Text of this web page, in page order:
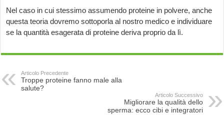
Nel caso in cui stessimo assumendo proteine in polvere, anche
questa teoria dovremo sottoporla al nostro medico e individuare
se la quantità esagerata di proteine deriva proprio da lì.
Articolo Precedente
Troppe proteine fanno male alla
salute?
Articolo Successivo
Migliorare la qualità dello
sperma: ecco cibi e integratori